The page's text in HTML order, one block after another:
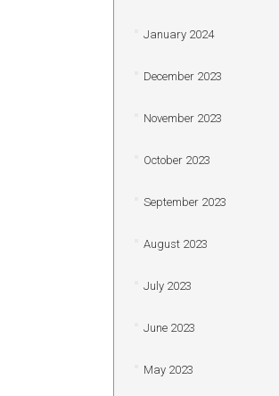
January 2024
December 2023
November 2023
October 2023
September 2023
August 2023
July 2023
June 2023
May 2023